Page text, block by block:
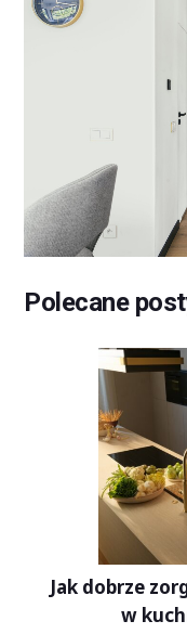
Polecane
Jak dobrze
w